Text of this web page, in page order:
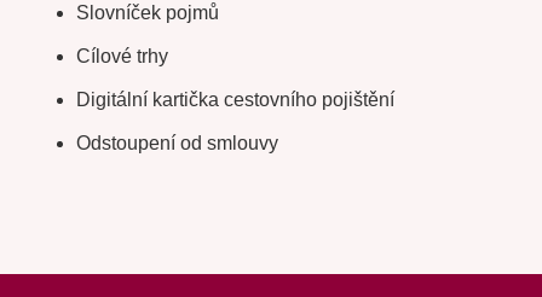
Slovníček pojmů
Cílové trhy
Digitální kartička cestovního pojištění
Odstoupení od smlouvy